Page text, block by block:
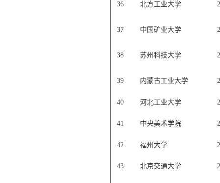
36 北方工业大学
37 中国矿业大学
38 苏州科技大学
39 内蒙古工业大学
40 河北工业大学
41 中央美术学院
42 福州大学
43 北京交通大学